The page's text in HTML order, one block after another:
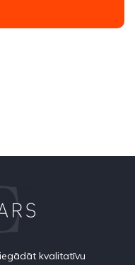
kvalitatīvu